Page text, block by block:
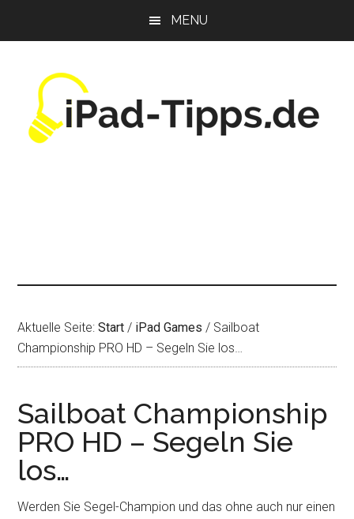
MENU
Aktuelle Seite:Start / iPad Games / Sailboat
Championship PRO HD – Segeln Sie los…
Sailboat Championship
PRO HD – Segeln Sie
los…
Werden Sie Segel-Champion und das ohne auch nur einen